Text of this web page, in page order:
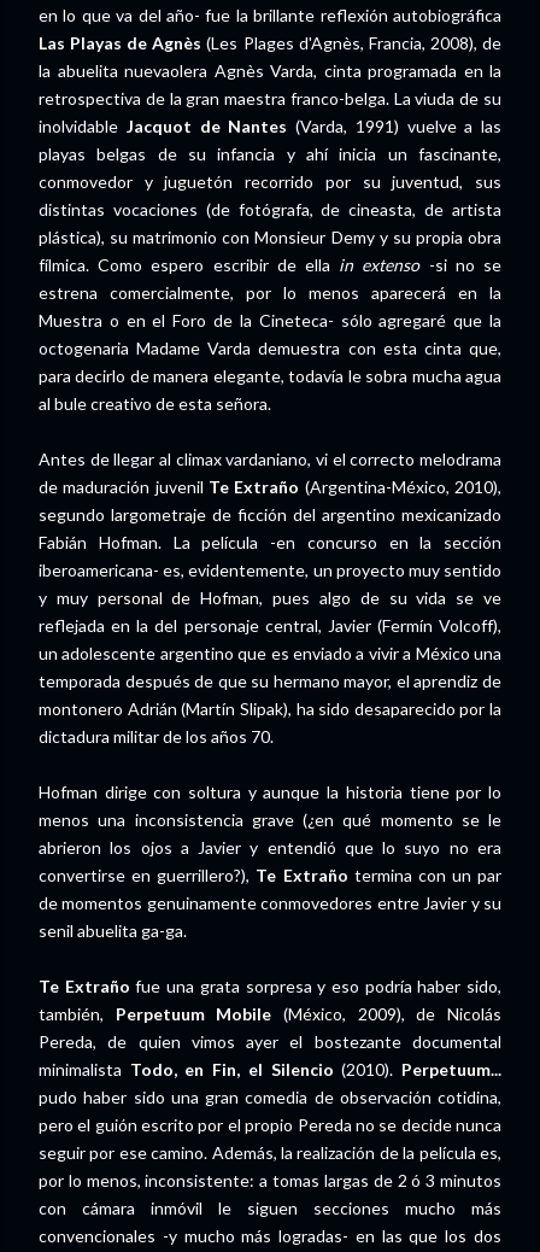
en lo que va del año- fue la brillante reflexión autobiográfica
Las Playas de Agnès (Les Plages d'Agnès, Francia, 2008), de
la abuelita nuevaolera Agnès Varda, cinta programada en la
retrospectiva de la gran maestra franco-belga. La viuda de su
inolvidable Jacquot de Nantes (Varda, 1991) vuelve a las
playas belgas de su infancia y ahí inicia un fascinante,
conmovedor y juguetón recorrido por su juventud, sus
distintas vocaciones (de fotógrafa, de cineasta, de artista
plástica), su matrimonio con Monsieur Demy y su propia obra
fílmica. Como espero escribir de ella in extenso-si no se
estrena comercialmente, por lo menos aparecerá en la
Muestra o en el Foro de la Cineteca- sólo agregaré que la
octogenaria Madame Varda demuestra con esta cinta que,
para decirlo de manera elegante, todavía le sobra mucha agua
al bule creativo de esta señora.
Antes de llegar al climax vardaniano, vi el correcto melodrama
de maduración juvenil Te Extraño (Argentina-México, 2010),
segundo largometraje de ficción del argentino mexicanizado
Fabián Hofman. La película -en concurso en la sección
iberoamericana- es, evidentemente, un proyecto muy sentido
y muy personal de Hofman, pues algo de su vida se ve
reflejada en la del personaje central, Javier (Fermín Volcoff),
un adolescente argentino que es enviado a vivir a México una
temporada después de que su hermano mayor, el aprendiz de
montonero Adrián (Martín Slipak), ha sido desaparecido por la
dictadura militar de los años 70.
Hofman dirige con soltura y aunque la historia tiene por lo
menos una inconsistencia grave (¿en qué momento se le
abrieron los ojos a Javier y entendió que lo suyo no era
convertirse en guerrillero?), Te Extraño termina con un par
de momentos genuinamente conmovedores entre Javier y su
senil abuelita ga-ga.
Te Extraño fue una grata sorpresa y eso podría haber sido,
también, Perpetuum Mobile (México, 2009), de Nicolás
Pereda, de quien vimos ayer el bostezante documental
minimalista Todo, en Fin, el Silencio (2010). Perpetuum...
pudo haber sido una gran comedia de observación cotidina,
pero el guión escrito por el propio Pereda no se decide nunca
seguir por ese camino. Además, la realización de la película es,
por lo menos, inconsistente: a tomas largas de 2 ó 3 minutos
con cámara inmóvil le siguen secciones mucho más
convencionales -y mucho más logradas- en las que los dos